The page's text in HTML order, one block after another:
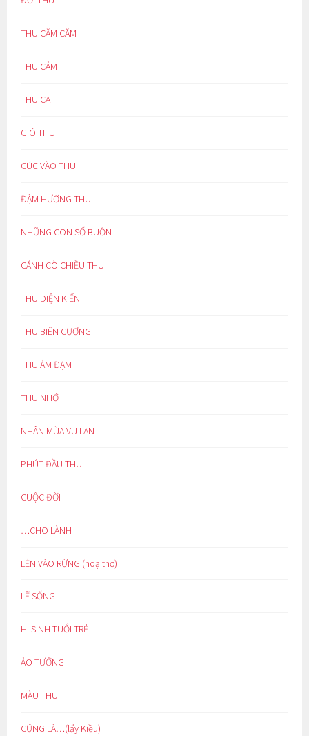
THU CĂM CĂM
THU CẢM
THU CA
GIÓ THU
CÚC VÀO THU
ĐẬM HƯƠNG THU
NHỮNG CON SỐ BUỒN
CÁNH CÒ CHIỀU THU
THU DIỆN KIẾN
THU BIÊN CƯƠNG
THU ẢM ĐẠM
THU NHỚ
NHÂN MÙA VU LAN
PHÚT ĐẦU THU
CUỘC ĐỜI
…CHO LÀNH
LẺN VÀO RỪNG (hoạ thơ)
LẼ SỐNG
HI SINH TUỔI TRẺ
ẢO TƯỞNG
MÀU THU
CŨNG LÀ…(lẩy Kiều)